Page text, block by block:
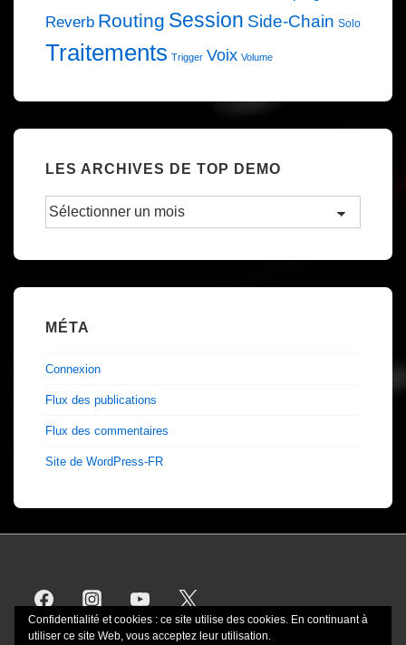
Reverb Routing Session Side-Chain Solo
Traitements Trigger Voix Volume
LES ARCHIVES DE TOP DEMO
Les
Archives
MÉTA
Connexion
Flux des publications
Flux des commentaires
Site de WordPress-FR
Confidentialité et cookies : ce site utilise des cookies. En continuant à
utiliser ce site Web, vous acceptez leur utilisation.